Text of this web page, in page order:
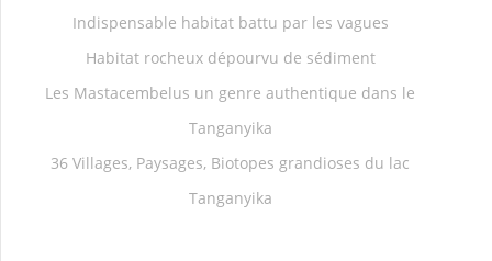
Indispensable habitat battu par les vagues
Habitat rocheux dépourvu de sédiment
Les Mastacembelus un genre authentique dans le
Tanganyika
36 Villages, Paysages, Biotopes grandioses du lac
Tanganyika